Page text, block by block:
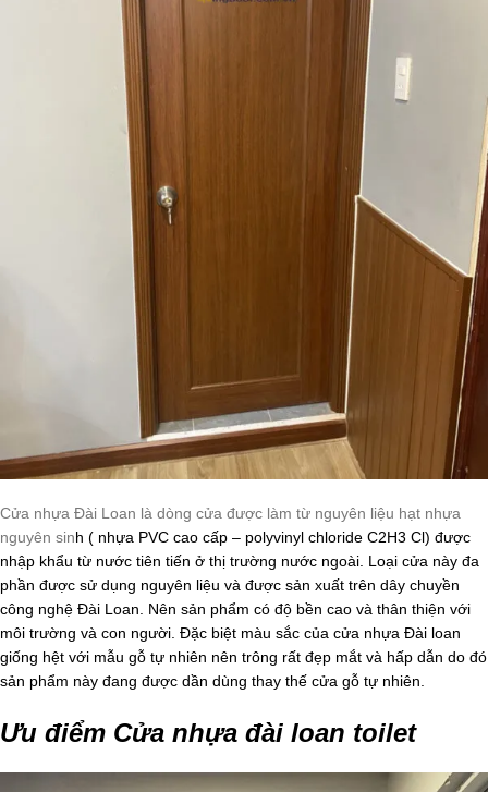
Cửa nhựa Đài Loan là dòng cửa được làm từ nguyên liệu hạt nhựa
nguyên sinh ( nhựa PVC cao cấp – polyvinyl chloride C2H3 Cl) được
nhập khẩu từ nước tiên tiến ở thị trường nước ngoài. Loại cửa này đa
phần được sử dụng nguyên liệu và được sản xuất trên dây chuyền
công nghệ Đài Loan. Nên sản phẩm có độ bền cao và thân thiện với
môi trường và con người. Đặc biệt màu sắc của cửa nhựa Đài loan
giống hệt với mẫu gỗ tự nhiên nên trông rất đẹp mắt và hấp dẫn do đó
sản phẩm này đang được dần dùng thay thế cửa gỗ tự nhiên.
Ưu điểm Cửa nhựa đài loan toilet